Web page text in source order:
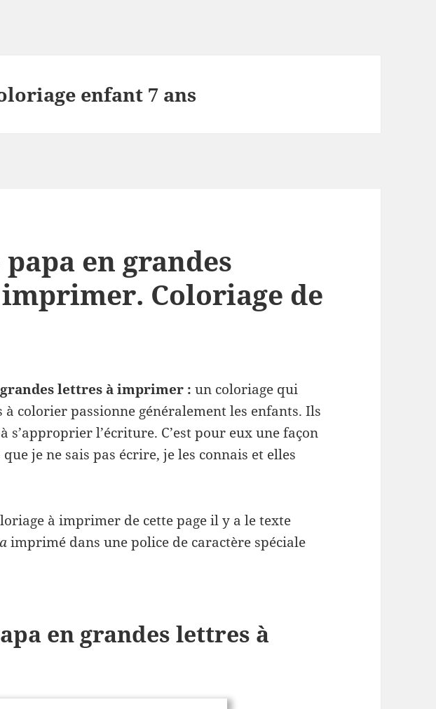
enfant 7 ans
papa en grandes
Coloriage de
grandes lettres à imprimer :un coloriage qui
à colorier passionne généralement les enfants. Ils
s’approprier l’écriture. C’est pour eux une façon
je ne sais pas écrire, je les connais et elles
à imprimer de cette page il y a le texte
imprimé dans une police de caractère spéciale
en grandes lettres à